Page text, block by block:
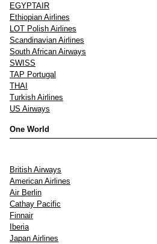
EGYPTAIR
Ethiopian Airlines
LOT Polish Airlines
Scandinavian Airlines
South African Airways
SWISS
TAP Portugal
THAI
Turkish Airlines
US Airways
One World
British Airways
American Airlines
Air Berlin
Cathay Pacific
Finnair
Iberia
Japan Airlines